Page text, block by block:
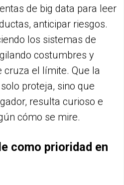
de big data para leer
anticipar riesgos.
los sistemas de
costumbres y
cruza el límite. Que la
proteja, sino que
resulta curioso e
cómo se mire.
como prioridad en